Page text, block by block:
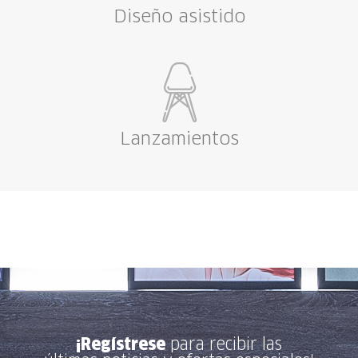
Diseño asistido
Lanzamientos
¡Regístresepara recibir las